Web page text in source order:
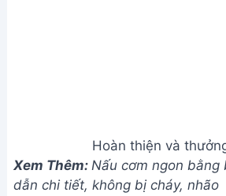
Hoàn thiện và
Xem Thêm: Nấu cơm ngon bằng
dẫn chi tiết, không bị cháy, nhão